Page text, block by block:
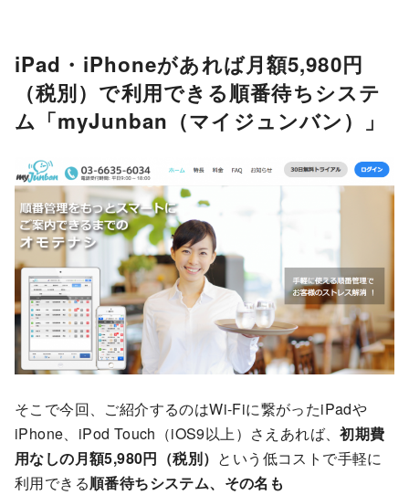
iPad・iPhoneがあれば月額5,980円
（税別） で利用できる順番待ちシステ
ム「myJunban（マイジュンバン）」
そこで今回、ご紹介するのはWi-Fiに繋がったiPadや
iPhone、iPod Touch（iOS9以上）さえあれば、初期費
用なしの月額5,980円（税別） という低コストで手軽に
利用できる順番待ちシステム、その名も